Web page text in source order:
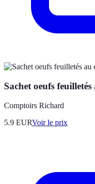
Sachet oeufs
Comptoirs Richard
5.9 EURVoir le prix